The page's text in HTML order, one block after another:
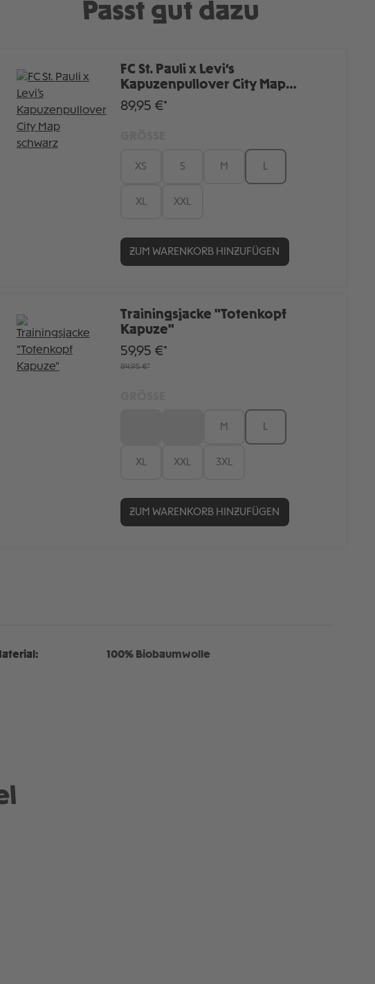
Passt gut dazu
FC St. Pauli x Levi’s
Kapuzenpullover City Map
schwarz
89,95 €*
XS S M
XL XXL
ZUM WARENKORB HINZUFÜGEN
Trainingsjacke "Totenkopf
Kapuze"
59,95 €*
84,95 €*
M
XL XXL 3XL
ZUM WARENKORB HINZUFÜGEN
100% Biobaumwolle